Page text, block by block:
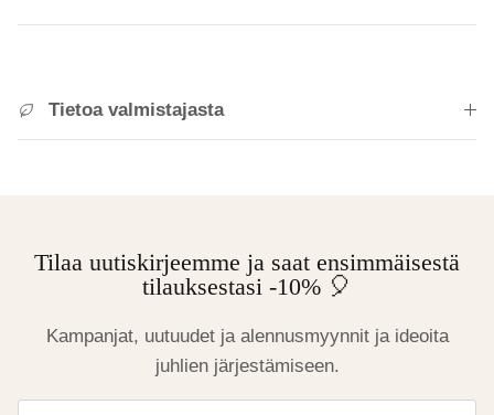
Tietoa valmistajasta
Tilaa uutiskirjeemme ja saat ensimmäisestä
tilauksestasi -10% 🎈
Kampanjat, uutuudet ja alennusmyynnit ja ideoita
juhlien järjestämiseen.